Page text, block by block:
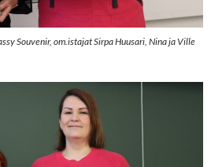
Souvenir, om.istajat Sirpa Huusari, Nina ja Ville